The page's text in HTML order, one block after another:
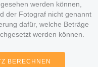
werden können,
der Fotograf nicht genannt
dafür, welche Beträge
werden können.
BERECHNEN